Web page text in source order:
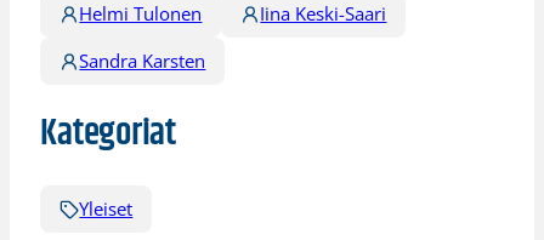
Helmi Tulonen
Iina Keski-Saari
Sandra Karsten
Kategoriat
Yleiset